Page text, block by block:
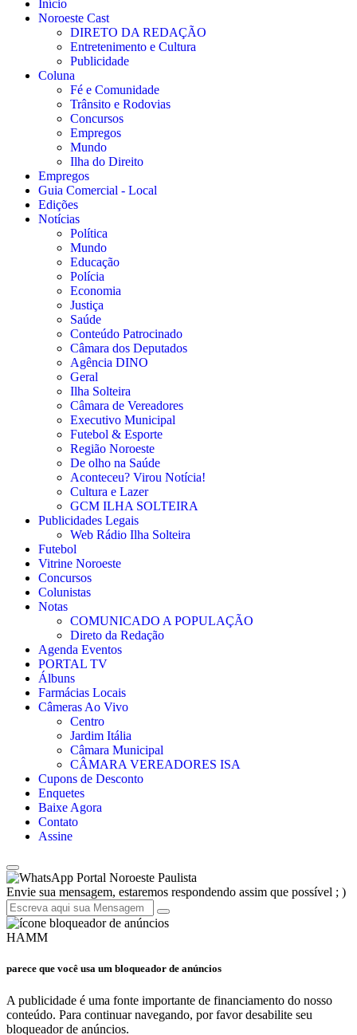
Início
Noroeste Cast
DIRETO DA REDAÇÃO
Entretenimento e Cultura
Publicidade
Coluna
Fé e Comunidade
Trânsito e Rodovias
Concursos
Empregos
Mundo
Ilha do Direito
Empregos
Guia Comercial - Local
Edições
Notícias
Política
Mundo
Educação
Polícia
Economia
Justiça
Saúde
Conteúdo Patrocinado
Câmara dos Deputados
Agência DINO
Geral
Ilha Solteira
Câmara de Vereadores
Executivo Municipal
Futebol & Esporte
Região Noroeste
De olho na Saúde
Aconteceu? Virou Notícia!
Cultura e Lazer
GCM ILHA SOLTEIRA
Publicidades Legais
Web Rádio Ilha Solteira
Futebol
Vitrine Noroeste
Concursos
Colunistas
Notas
COMUNICADO A POPULAÇÃO
Direto da Redação
Agenda Eventos
PORTAL TV
Álbuns
Farmácias Locais
Câmeras Ao Vivo
Centro
Jardim Itália
Câmara Municipal
CÂMARA VEREADORES ISA
Cupons de Desconto
Enquetes
Baixe Agora
Contato
Assine
Portal Noroeste Paulista
Envie sua mensagem, estaremos respondendo assim que possível ; )
HAMM
parece que você usa um bloqueador de anúncios
A publicidade é uma fonte importante de financiamento do nosso
conteúdo. Para continuar navegando, por favor desabilite seu
bloqueador de anúncios.